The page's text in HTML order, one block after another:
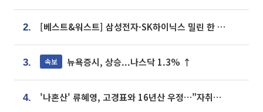
2. [베스트&워스트] 삼성전자·SK하이닉스 밀린 한 주…상상인증권은 85% 급등
3. 속보 뉴욕증시, 상승...나스닥 1.3% ↑
4. '나혼산' 류혜영, 고경표와 16년산 우정…"자취방서 부모님과 마주쳐"